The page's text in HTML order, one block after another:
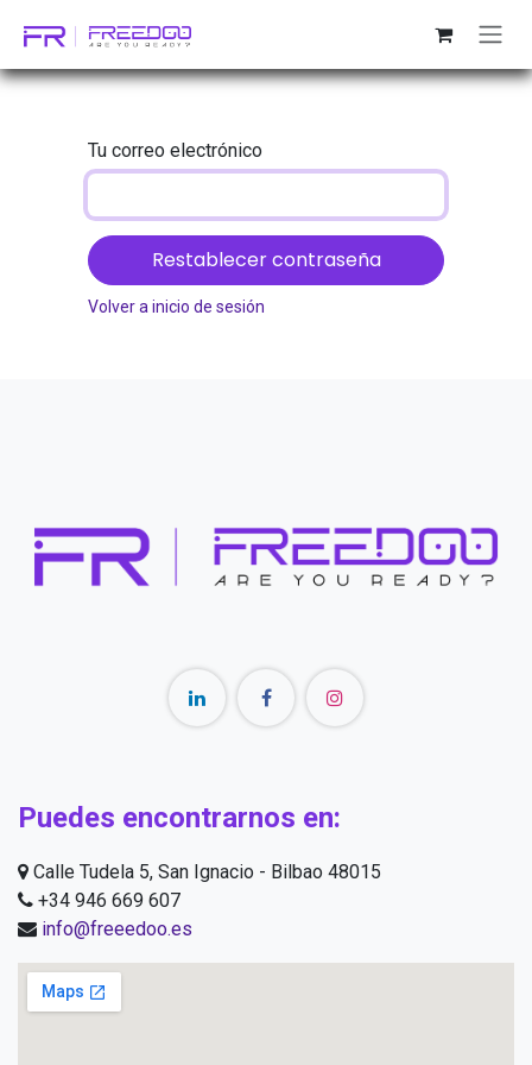
Tu correo electrónico
Restablecer contraseña
Volver a inicio de sesión
Puedes encontrarnos en:
Calle Tudela 5, San Ignacio - Bilbao 48015
+34 946 669 607
info@freeedoo.es